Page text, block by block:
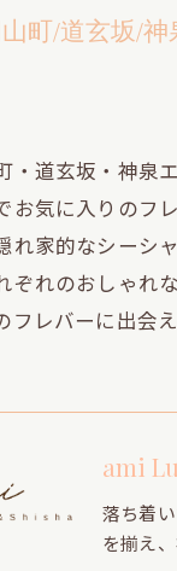
町/道玄坂/
・道玄坂・神泉
お気に入りのフ
れ家的なシーシ
ぞれのおしゃれ
フレバーに出会
ami
落ち着
を揃え